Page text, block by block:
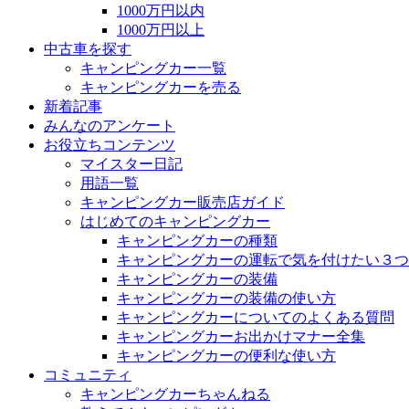
1000万円以内
1000万円以上
中古車を探す
キャンピングカー一覧
キャンピングカーを売る
新着記事
みんなのアンケート
お役立ちコンテンツ
マイスター日記
用語一覧
キャンピングカー販売店ガイド
はじめてのキャンピングカー
キャンピングカーの種類
キャンピングカーの運転で気を付けたい３
キャンピングカーの装備
キャンピングカーの装備の使い方
キャンピングカーについてのよくある質問
キャンピングカーお出かけマナー全集
キャンピングカーの便利な使い方
コミュニティ
キャンピングカーちゃんねる